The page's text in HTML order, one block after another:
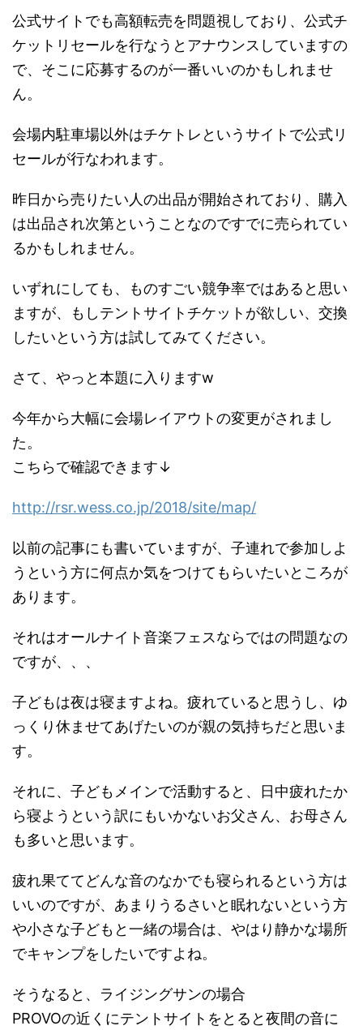
公式サイトでも高額転売を問題視しており、公式チ
ケットリセールを行なうとアナウンスしていますの
で、そこに応募するのが一番いいのかもしれませ
ん。
会場内駐車場以外はチケトレというサイトで公式リ
セールが行なわれます。
昨日から売りたい人の出品が開始されており、購入
は出品され次第ということなのですでに売られてい
るかもしれません。
いずれにしても、ものすごい競争率ではあると思い
ますが、もしテントサイトチケットが欲しい、交換
したいという方は試してみてください。
さて、やっと本題に入りますw
今年から大幅に会場レイアウトの変更がされまし
た。
こちらで確認できます↓
http://rsr.wess.co.jp/2018/site/map/
以前の記事にも書いていますが、子連れで参加しよ
うという方に何点か気をつけてもらいたいところが
あります。
それはオールナイト音楽フェスならではの問題なの
ですが、、、
子どもは夜は寝ますよね。疲れていると思うし、ゆ
っくり休ませてあげたいのが親の気持ちだと思いま
す。
それに、子どもメインで活動すると、日中疲れたか
ら寝ようという訳にもいかないお父さん、お母さん
も多いと思います。
疲れ果ててどんな音のなかでも寝られるという方は
いいのですが、あまりうるさいと眠れないという方
や小さな子どもと一緒の場合は、やはり静かな場所
でキャンプをしたいですよね。
そうなると、ライジングサンの場合
PROVOの近くにテントサイトをとると夜間の音に